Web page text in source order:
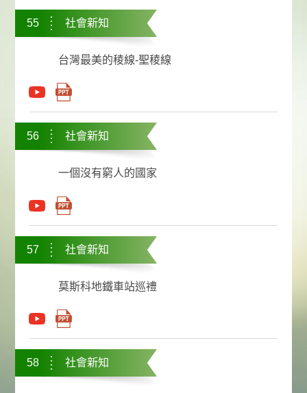
55 社會新知
台灣最美的稜線-聖稜線
56 社會新知
一個沒有窮人的國家
57 社會新知
莫斯科地鐵車站巡禮
58 社會新知